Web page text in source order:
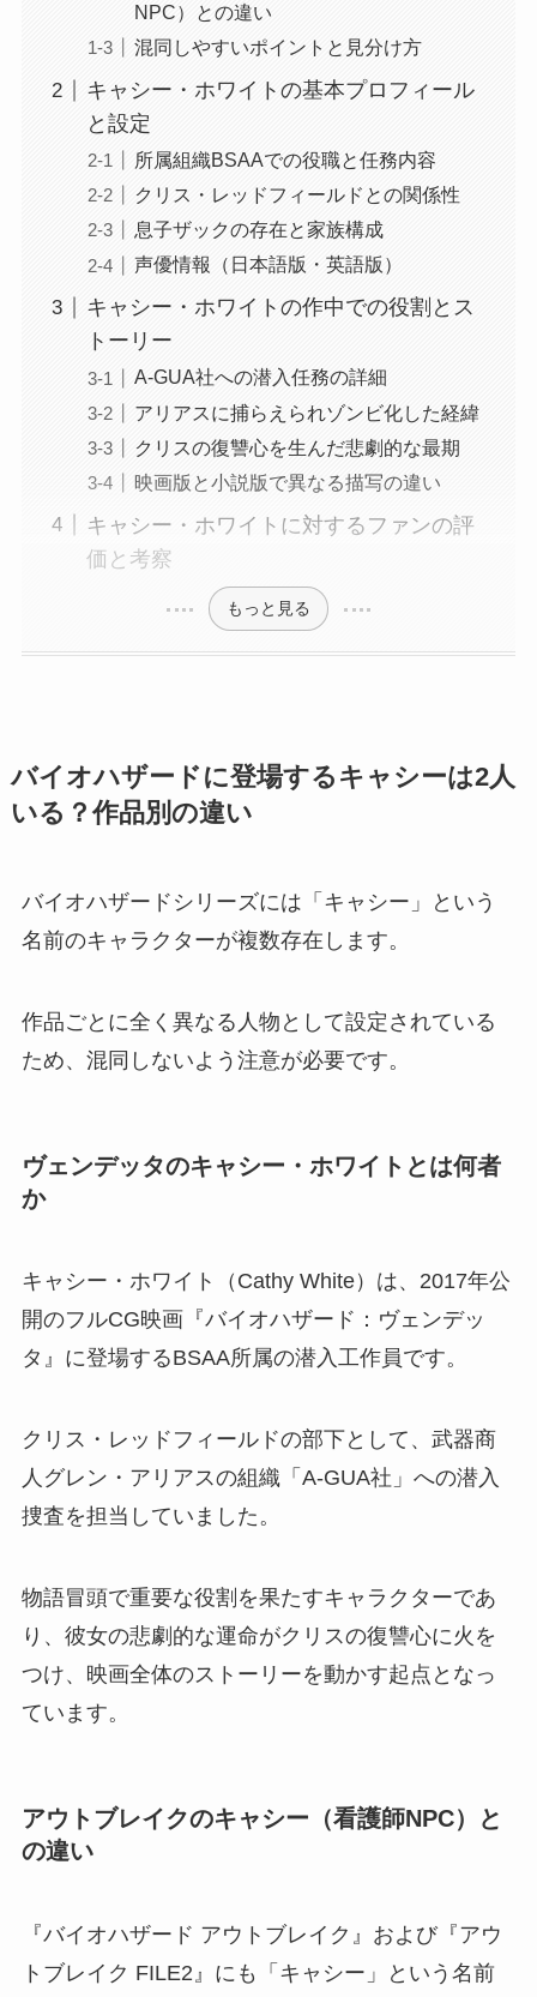
NPC）との違い
混同しやすいポイントと見分け方
キャシー・ホワイトの基本プロフィール
と設定
所属組織BSAAでの役職と任務内容
クリス・レッドフィールドとの関係性
息子ザックの存在と家族構成
声優情報（日本語版・英語版）
キャシー・ホワイトの作中での役割とス
トーリー
A-GUA社への潜入任務の詳細
アリアスに捕らえられゾンビ化した経緯
クリスの復讐心を生んだ悲劇的な最期
映画版と小説版で異なる描写の違い
キャシー・ホワイトに対するファンの評
価と考察
もっと見る
バイオハザードに登場するキャシーは2人
いる？作品別の違い
バイオハザードシリーズには「キャシー」という
名前のキャラクターが複数存在します。
作品ごとに全く異なる人物として設定されている
ため、混同しないよう注意が必要です。
ヴェンデッタのキャシー・ホワイトとは何者
か
キャシー・ホワイト（Cathy White）は、2017年公
開のフルCG映画『バイオハザード：ヴェンデッ
タ』に登場するBSAA所属の潜入工作員です。
クリス・レッドフィールドの部下として、武器商
人グレン・アリアスの組織「A-GUA社」への潜入
捜査を担当していました。
物語冒頭で重要な役割を果たすキャラクターであ
り、彼女の悲劇的な運命がクリスの復讐心に火を
つけ、映画全体のストーリーを動かす起点となっ
ています。
アウトブレイクのキャシー（看護師NPC）と
の違い
『バイオハザード アウトブレイク』および『アウ
トブレイク FILE2』にも「キャシー」という名前